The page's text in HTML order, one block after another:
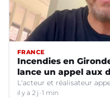
FRANCE
Incendies en
lance un appel aux
L'acteur et réalisateur
il y a 2 j 1 min